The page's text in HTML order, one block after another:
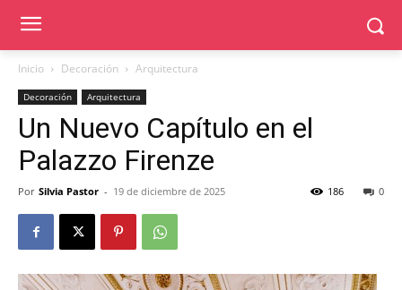
Inicio Decoración Arquitectura
Decoración Arquitectura
Un Nuevo Capítulo en el
Palazzo Firenze
Por Silvia Pastor - 19 de diciembre de 2025 0
186